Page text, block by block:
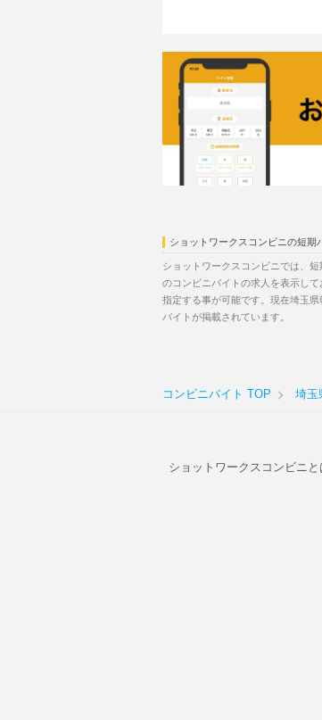
ショットワークスコンビニの短期
ショットワークスコンビニでは、
のコンビニバイトの求人を表示し
指定する事が可能です。現在埼玉
バイトが掲載されています。
コンビニバイト TOP 埼玉
ショットワークスコンビニと